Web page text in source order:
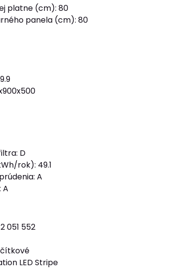
platne (cm): 80
panela (cm): 80
D
rok): 49.1
A
A
051 552
LED Stripe